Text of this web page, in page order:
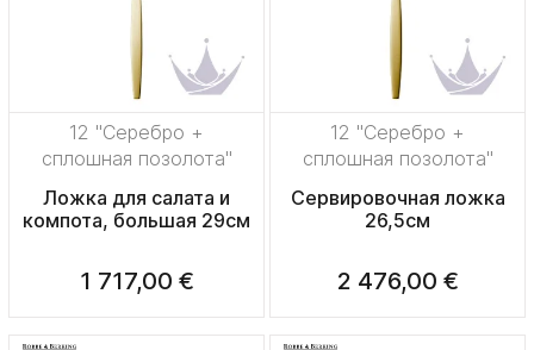
12 "Серебро +
сплошная позолота"
Ложка для салата и
компота, большая 29см
1 717,00 €
12 "Серебро +
сплошная позолота"
Сервировочная ложка
26,5см
2 476,00 €